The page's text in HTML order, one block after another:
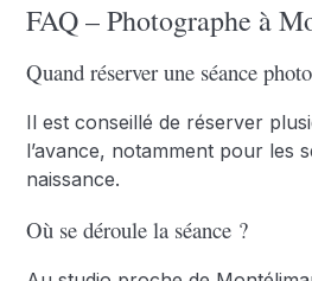
FAQ – Photographe à
Quand réserver une séance
Il est conseillé de réserver
l’avance, notamment pour les
naissance.
Où se déroule la séance ?